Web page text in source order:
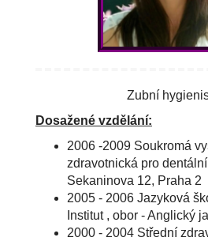
Zubní
Dosažené vzdělání:
2006 -2009 Soukromá
zdravotnická pro
Sekaninova 12, Praha 2
2005 - 2006 Jazyková
Institut , obor - Anglický
2000 - 2004 Střední